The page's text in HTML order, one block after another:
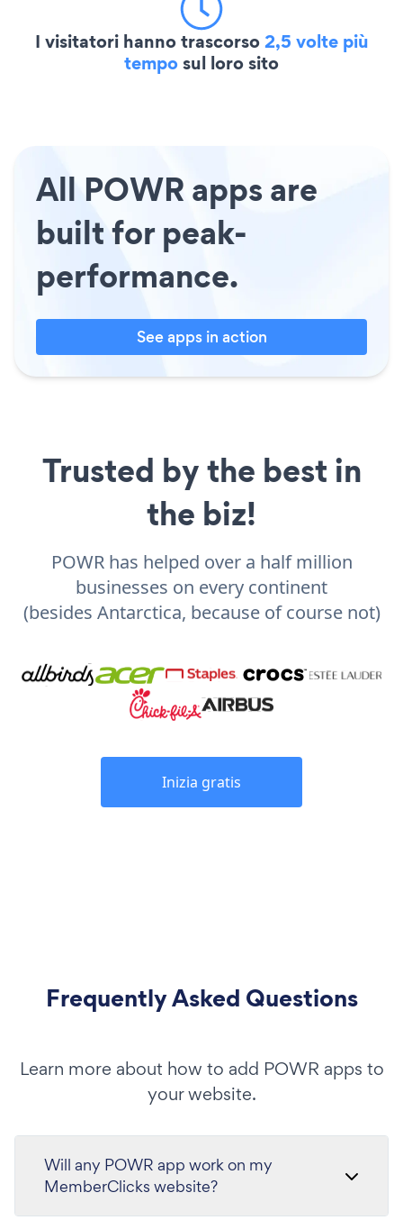
I visitatori hanno trascorso2,5 volte più
temposul loro sito
All POWR apps are
built for peak-
performance.
See apps in action
Trusted by the best in
the biz!
POWR has helped over a half million
businesses on every continent
(besides Antarctica, because of course not)
Inizia gratis
Frequently Asked Questions
Learn more about how to add POWR apps to
your website.
Will any POWR app work on my
MemberClicks website?